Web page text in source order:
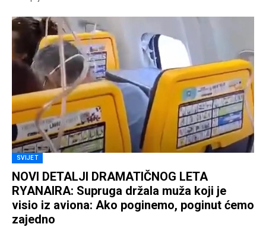
SVIJET
NOVI DETALJI DRAMATIČNOG LETA
RYANAIRA: Supruga držala muža koji je
visio iz aviona: Ako poginemo, poginut ćemo
zajedno